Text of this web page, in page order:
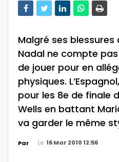
Malgré ses
Nadal ne compte
de jouer pour en
physiques.
pour les 8e de finale
Wells en battant
va garder le même
Par Le 16 Mar 2010 12:56